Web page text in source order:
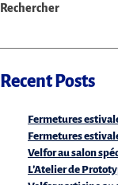
Rechercher
Recent Posts
Fermetures
Fermetures
Velfor au salon
L’Atelier de